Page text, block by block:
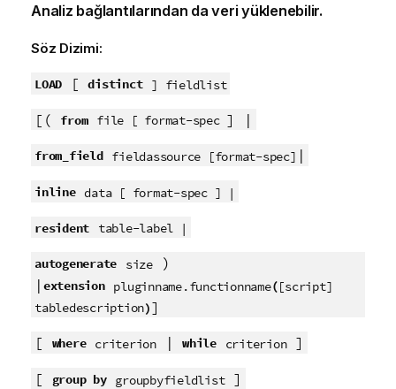
Analiz bağlantılarından da veri yüklenebilir.
Söz Dizimi:
LOAD [distinct ] fieldlist
[( from file [ format-spec ] |
from_field fieldassource [format-spec] |
inline data [ format-spec ] |
resident table-label |
autogenerate size)
| extension pluginname.functionname([script]
tabledescription)]
[ where criterion| while criterion]
[ group by groupbyfieldlist]